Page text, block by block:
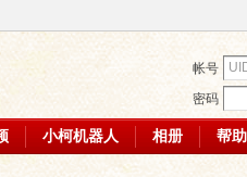
帐号
密码
小柯机器人 相册 帮助